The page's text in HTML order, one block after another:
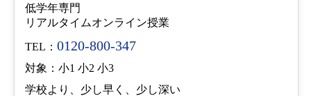
低学年専門
リアルタイムオンライン授業
TEL： 0120-800-347
対象：小1 小2 小3
学校より、少し早く、少し深い